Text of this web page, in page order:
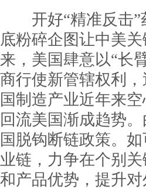
开好“精准反击”
底粉碎企图让中美
来，美国肆意以“长
商行使新管辖权利
国制造产业近年来
回流美国渐成趋势
国脱钩断链政策。
业链，力争在个别
和产品优势，提升